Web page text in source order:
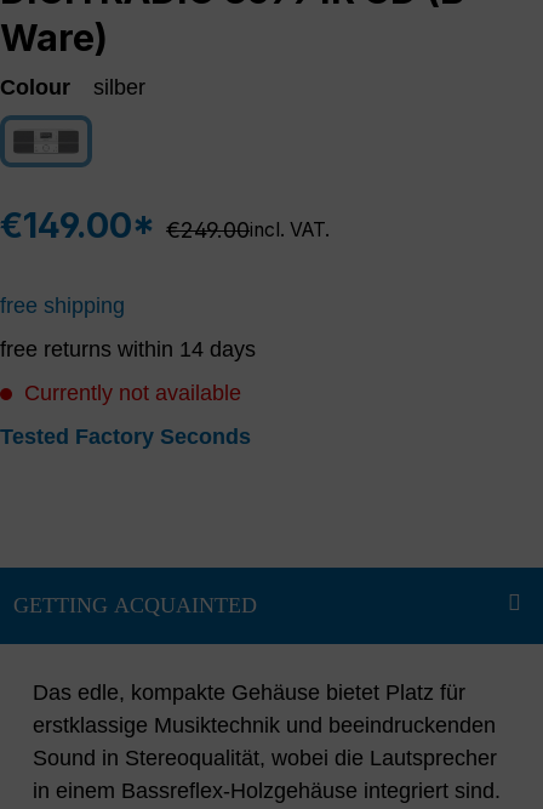
Ware)
Colour silber
silber
(This option is currently unavailable.)
€149.00* Regular price:
€249.00incl. VAT.
free shipping
free returns within 14 days
Currently not available
Tested Factory Seconds
Das edle, kompakte Gehäuse bietet Platz für
erstklassige Musiktechnik und beeindruckenden
Sound in Stereoqualität, wobei die Lautsprecher
in einem Bassreflex-Holzgehäuse integriert sind.